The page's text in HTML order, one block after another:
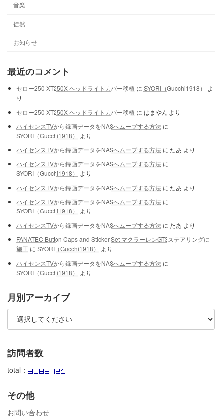
音楽
徒然
お知らせ
最近のコメント
セロー250 XT250X ヘッドライトカバー移植 に SYORI（Gucchi1918）
よ
り
セロー250 XT250X ヘッドライトカバー移植 に はまやん より
ハイセンスTVから録画データをNASへムーブする方法に
SYORI（Gucchi1918）
より
ハイセンスTVから録画データをNASへムーブする方法に たあ より
ハイセンスTVから録画データをNASへムーブする方法に
SYORI（Gucchi1918）
より
ハイセンスTVから録画データをNASへムーブする方法に たあ より
ハイセンスTVから録画データをNASへムーブする方法に
SYORI（Gucchi1918）
より
ハイセンスTVから録画データをNASへムーブする方法に たあ より
FANATEC Button Caps and Sticker Set マクラーレンGT3ステアリングに
施工 に SYORI（Gucchi1918）
より
ハイセンスTVから録画データをNASへムーブする方法に
SYORI（Gucchi1918）
より
月別アーカイブ
訪問者数
total：
その他
お問い合わせ